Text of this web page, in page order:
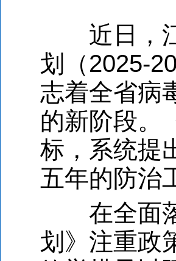
近日，
划（2025-
志着全省病
的新阶段。
标，系统提
五年的防治
在全面
划》注重政